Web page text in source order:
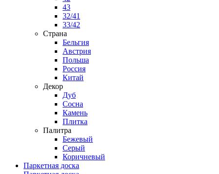
43
32/41
33/42
Страна
Бельгия
Австрия
Польша
Россия
Китай
Декор
Дуб
Сосна
Камень
Плитка
Палитра
Бежевый
Серый
Коричневый
Паркетная доска